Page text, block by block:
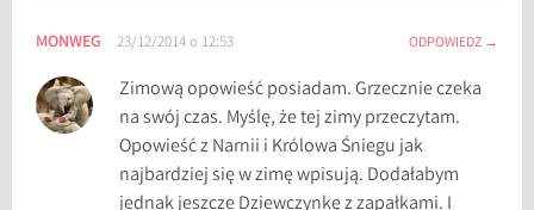
MONWEG 23/12/2014 o 12:53 ODPOWIEDZ
Zimową opowieść posiadam. Grzecznie czeka
na swój czas. Myślę, że tej zimy przeczytam.
Opowieść z Narnii i Królowa Śniegu jak
najbardziej się w zimę wpisują. Dodałabym